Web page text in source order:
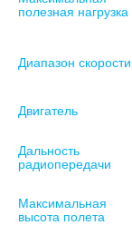
Диапазон скорости
Максимальная
высота полета
Двигатель
полезная нагрузка
Дальность
радиопередачи